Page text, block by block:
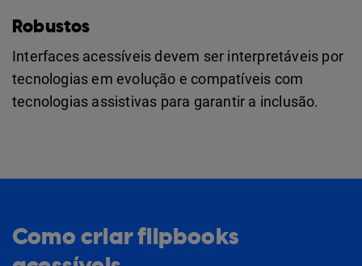
Robustos
Interfaces acessíveis devem ser interpretáveis por
tecnologias em evolução e compatíveis com
tecnologias assistivas para garantir a inclusão.
Como criar flipbooks